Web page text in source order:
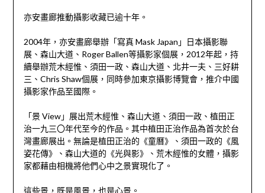
亦安畫廊推動攝影收藏已逾十年。
2004年，亦安畫廊舉辦「寫真 Mask Japan」日本攝影聯
展、森山大道、Roger Ballen等攝影家個展，2012年起，持
續舉辦荒木經惟、須田一政、森山大道、北井一夫、三好耕
三、Chris Shaw個展，同時參加東京攝影博覽會，推介中國
攝影家作品至國際。
「景 View」展出荒木經惟、森山大道、須田一政、植田正
治一九三〇年代至今的作品。其中植田正治作品為首次於台
灣畫廊展出。無論是植田正治的《童曆》、須田一政的《風
姿花傳》、森山大道的《光與影》、荒木經惟的女體，攝影
家都藉由相機將他們心中之景實現化了。
這些景，既是風景，也是心景。